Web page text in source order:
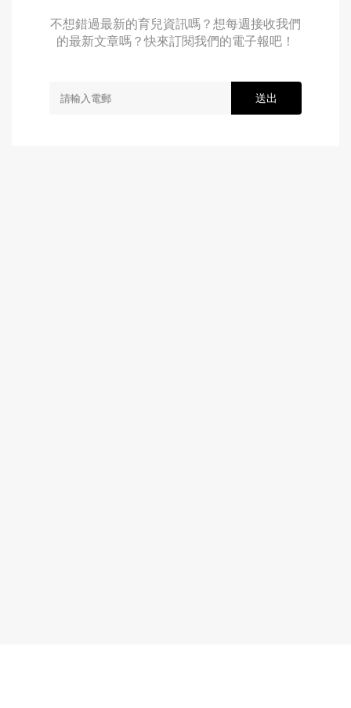
不想錯過最新的育兒資訊嗎？想每週接收我們
的最新文章嗎？快來訂閱我們的電子報吧！
送出